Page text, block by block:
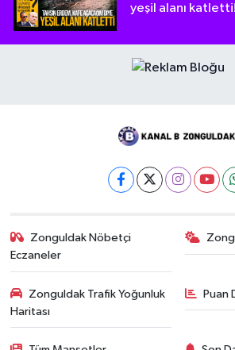
yeşil alanı katletti!
Zonguldak Nöbetçi
Eczaneler
Zonguldak Trafik Yoğunluk
Haritası
Puan